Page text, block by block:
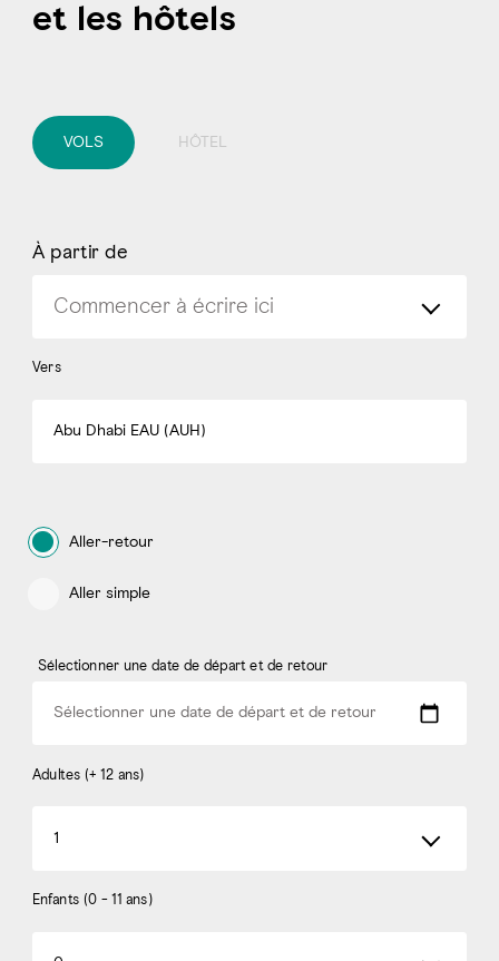
et les hôtels
VOLS HÔTEL
À partir de
Vers
Abu Dhabi EAU (AUH)
Aller-retour
Aller simple
Sélectionner une date de départ et de retour
Sélectionner une date de départ et de retour
Adultes (+ 12 ans)
1
Enfants (0 - 11 ans)